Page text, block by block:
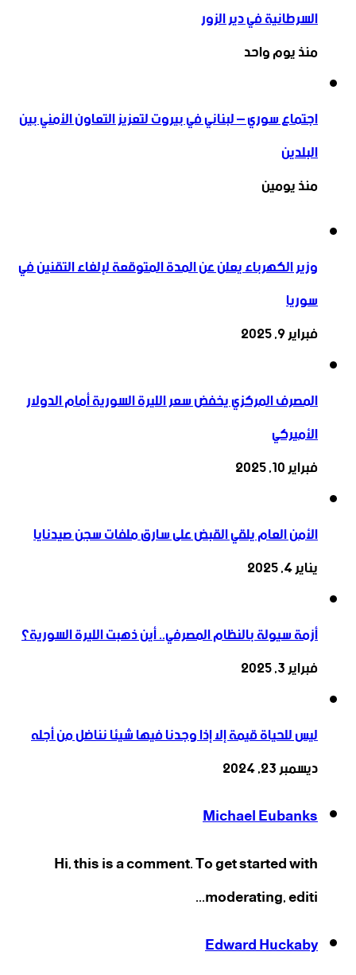
السرطانية في دير الزور
منذ يوم واحد
اجتماع سوري – لبناني في بيروت لتعزيز التعاون ‏الأمني ‏بين
البلدين
منذ يومين
وزير الكهرباء يعلن عن المدة المتوقعة لإلغاء التقنين في
سوريا
فبراير 9, 2025
المصرف المركزي يخفض سعر الليرة السورية أمام الدولار
الأميركي
فبراير 10, 2025
الأمن العام يلقي القبض على سارق ملفات سجن صيدنايا
يناير 4, 2025
أزمة سيولة بالنظام المصرفي.. أين ذهبت الليرة السورية؟
فبراير 3, 2025
ليس للحياة قيمة إلا إذا وجدنا فيها شيئا نناضل من أجله
ديسمبر 23, 2024
Michael Eubanks
Hi, this is a comment. To get started with
moderating, editi...
Edward Huckaby